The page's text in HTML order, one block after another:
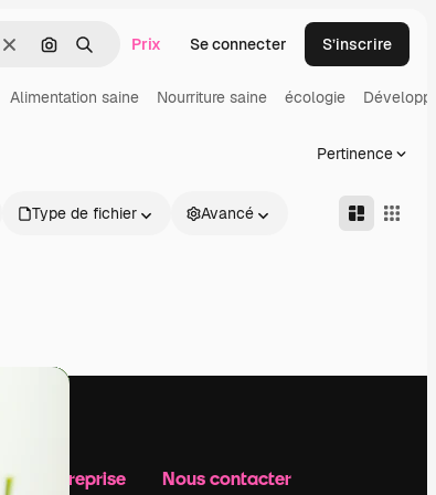
EffacerRechercher par image
Rechercher
Prix Se connecter S’inscrire
Alimentation saine Nourriture saine écologie
Pertinence
Type de fichier Avancé
Notre entreprise Nous contacter